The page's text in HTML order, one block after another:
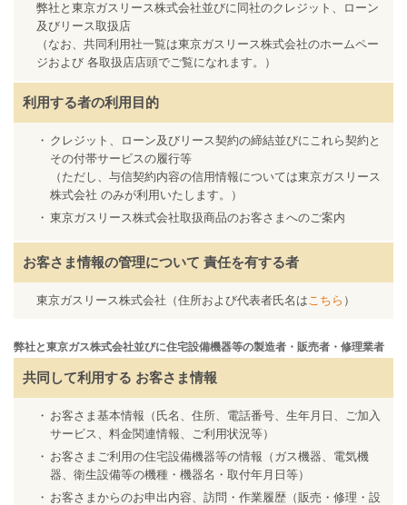
弊社と東京ガスリース株式会社並びに同社のクレジット、ローン
及びリース取扱店
（なお、共同利用社一覧は東京ガスリース株式会社のホームペー
ジおよび 各取扱店店頭でご覧になれます。）
利用する者の利用目的
クレジット、ローン及びリース契約の締結並びにこれら契約と
その付帯サービスの履行等
（ただし、与信契約内容の信用情報については東京ガスリース
株式会社 のみが利用いたします。）
東京ガスリース株式会社取扱商品のお客さまへのご案内
お客さま情報の管理について 責任を有する者
東京ガスリース株式会社（住所および代表者氏名はこちら ）
弊社と東京ガス株式会社並びに住宅設備機器等の製造者・販売者・修理業者
共同して利用する お客さま情報
お客さま基本情報（氏名、住所、電話番号、生年月日、ご加入
サービス、料金関連情報、ご利用状況等）
お客さまご利用の住宅設備機器等の情報（ガス機器、電気機
器、衛生設備等の機種・機器名・取付年月日等）
お客さまからのお申出内容、訪問・作業履歴（販売・修理・設